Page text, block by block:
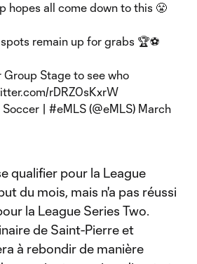
hopes all come down to this 😤
remain up for grabs 🏆⚽️
Group Stage to see who
rDRZ0sKxrW
| #eMLS (@eMLS) March
qualifier pour la League
du mois, mais n'a pas réussi
la League Series Two.
de Saint-Pierre et
à rebondir de manière